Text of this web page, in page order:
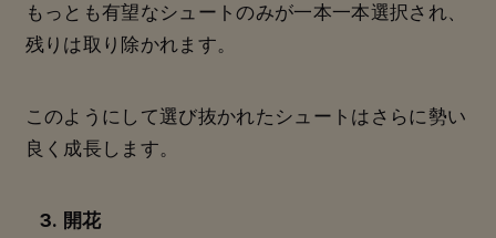
もっとも有望なシュートのみが一本一本選択され、
残りは取り除かれます。
このようにして選び抜かれたシュートはさらに勢い
良く成長します。
3. 開花